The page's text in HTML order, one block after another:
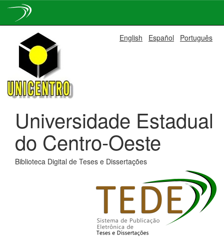
navigation
English Español Português
Universidade Estadual
do Centro-Oeste
Biblioteca Digital de Teses e Dissertações